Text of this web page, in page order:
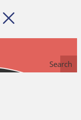
Search